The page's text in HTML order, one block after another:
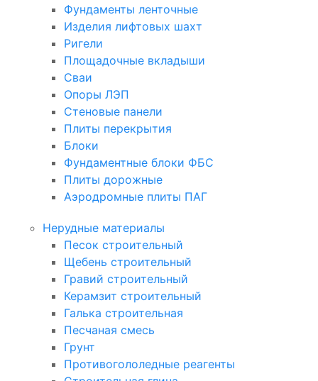
Фундаменты ленточные
Изделия лифтовых шахт
Ригели
Площадочные вкладыши
Сваи
Опоры ЛЭП
Стеновые панели
Плиты перекрытия
Блоки
Фундаментные блоки ФБС
Плиты дорожные
Аэродромные плиты ПАГ
Нерудные материалы
Песок строительный
Щебень строительный
Гравий строительный
Керамзит строительный
Галька строительная
Песчаная смесь
Грунт
Противогололедные реагенты